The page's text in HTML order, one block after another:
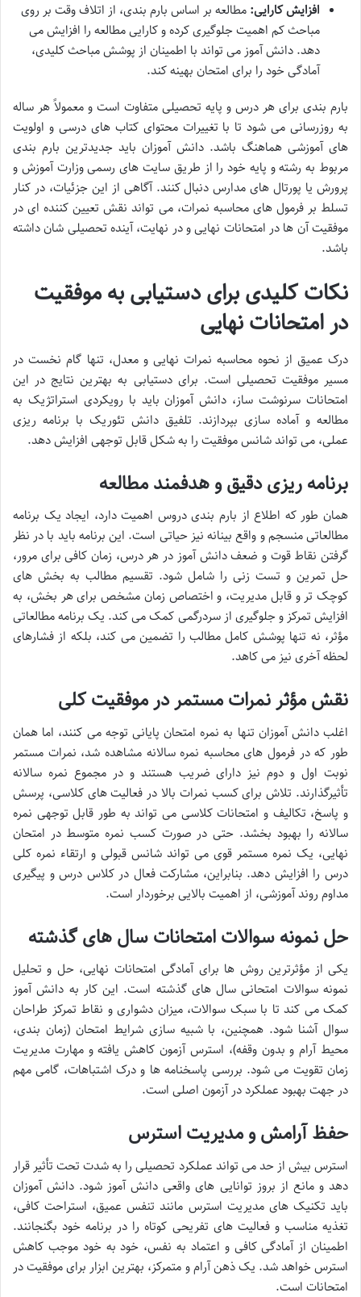
افزایش کارایی: مطالعه بر اساس بارم بندی، از اتلاف وقت بر روی
مباحث کم اهمیت جلوگیری کرده و کارایی مطالعه را افزایش می
دهد. دانش آموز می تواند با اطمینان از پوشش مباحث کلیدی،
آمادگی خود را برای امتحان بهینه کند.
بارم بندی برای هر درس و پایه تحصیلی متفاوت است و معمولاً هر ساله
به روزرسانی می شود تا با تغییرات محتوای کتاب های درسی و اولویت
های آموزشی هماهنگ باشد. دانش آموزان باید جدیدترین بارم بندی
مربوط به رشته و پایه خود را از طریق سایت های رسمی وزارت آموزش و
پرورش یا پورتال های مدارس دنبال کنند. آگاهی از این جزئیات، در کنار
تسلط بر فرمول های محاسبه نمرات، می تواند نقش تعیین کننده ای در
موفقیت آن ها در امتحانات نهایی و در نهایت، آینده تحصیلی شان داشته
باشد.
نکات کلیدی برای دستیابی به موفقیت
در امتحانات نهایی
درک عمیق از نحوه محاسبه نمرات نهایی و معدل، تنها گام نخست در
مسیر موفقیت تحصیلی است. برای دستیابی به بهترین نتایج در این
امتحانات سرنوشت ساز، دانش آموزان باید با رویکردی استراتژیک به
مطالعه و آماده سازی بپردازند. تلفیق دانش تئوریک با برنامه ریزی
عملی، می تواند شانس موفقیت را به شکل قابل توجهی افزایش دهد.
برنامه ریزی دقیق و هدفمند مطالعه
همان طور که اطلاع از بارم بندی دروس اهمیت دارد، ایجاد یک برنامه
مطالعاتی منسجم و واقع بینانه نیز حیاتی است. این برنامه باید با در نظر
گرفتن نقاط قوت و ضعف دانش آموز در هر درس، زمان کافی برای مرور،
حل تمرین و تست زنی را شامل شود. تقسیم مطالب به بخش های
کوچک تر و قابل مدیریت، و اختصاص زمان مشخص برای هر بخش، به
افزایش تمرکز و جلوگیری از سردرگمی کمک می کند. یک برنامه مطالعاتی
مؤثر، نه تنها پوشش کامل مطالب را تضمین می کند، بلکه از فشارهای
لحظه آخری نیز می کاهد.
نقش مؤثر نمرات مستمر در موفقیت کلی
اغلب دانش آموزان تنها به نمره امتحان پایانی توجه می کنند، اما همان
طور که در فرمول های محاسبه نمره سالانه مشاهده شد، نمرات مستمر
نوبت اول و دوم نیز دارای ضریب هستند و در مجموع نمره سالانه
تأثیرگذارند. تلاش برای کسب نمرات بالا در فعالیت های کلاسی، پرسش
و پاسخ، تکالیف و امتحانات کلاسی می تواند به طور قابل توجهی نمره
سالانه را بهبود بخشد. حتی در صورت کسب نمره متوسط در امتحان
نهایی، یک نمره مستمر قوی می تواند شانس قبولی و ارتقاء نمره کلی
درس را افزایش دهد. بنابراین، مشارکت فعال در کلاس درس و پیگیری
مداوم روند آموزشی، از اهمیت بالایی برخوردار است.
حل نمونه سوالات امتحانات سال های گذشته
یکی از مؤثرترین روش ها برای آمادگی امتحانات نهایی، حل و تحلیل
نمونه سوالات امتحانی سال های گذشته است. این کار به دانش آموز
کمک می کند تا با سبک سوالات، میزان دشواری و نقاط تمرکز طراحان
سوال آشنا شود. همچنین، با شبیه سازی شرایط امتحان (زمان بندی،
محیط آرام و بدون وقفه)، استرس آزمون کاهش یافته و مهارت مدیریت
زمان تقویت می شود. بررسی پاسخنامه ها و درک اشتباهات، گامی مهم
در جهت بهبود عملکرد در آزمون اصلی است.
حفظ آرامش و مدیریت استرس
استرس بیش از حد می تواند عملکرد تحصیلی را به شدت تحت تأثیر قرار
دهد و مانع از بروز توانایی های واقعی دانش آموز شود. دانش آموزان
باید تکنیک های مدیریت استرس مانند تنفس عمیق، استراحت کافی،
تغذیه مناسب و فعالیت های تفریحی کوتاه را در برنامه خود بگنجانند.
اطمینان از آمادگی کافی و اعتماد به نفس، خود به خود موجب کاهش
استرس خواهد شد. یک ذهن آرام و متمرکز، بهترین ابزار برای موفقیت در
امتحانات است.